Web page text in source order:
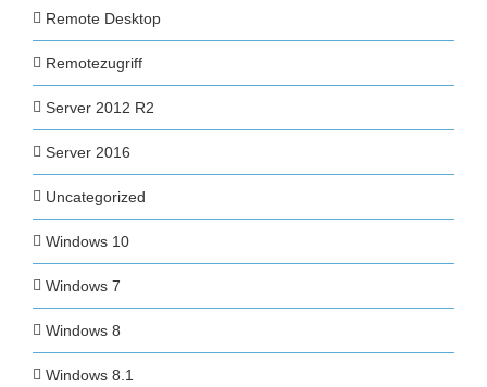
Remote Desktop
Remotezugriff
Server 2012 R2
Server 2016
Uncategorized
Windows 10
Windows 7
Windows 8
Windows 8.1